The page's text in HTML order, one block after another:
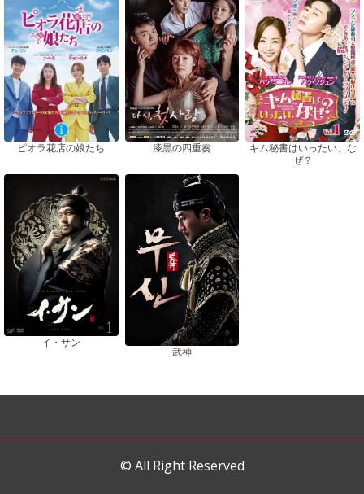
ピオラ花店の娘たち 漆黒の四重奏
キム秘書はいったい、な
ぜ？
イ・サン
武神
© All Right Reserved